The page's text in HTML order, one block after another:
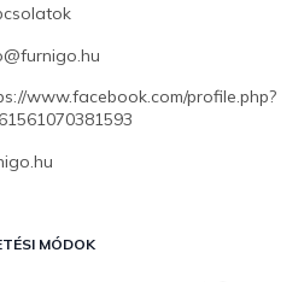
@furnigo.hu
www.facebook.com/profile.php?
MÓDOK